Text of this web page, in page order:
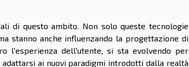
di questo ambito. Non solo queste tecnologie
stanno anche influenzando la progettazione di
l'esperienza dell'utente, si sta evolvendo per
ai nuovi paradigmi introdotti dalla realtà